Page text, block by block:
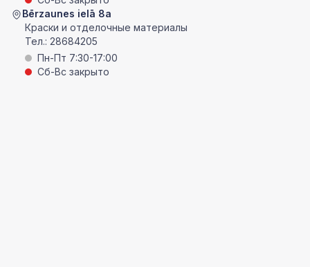
Bērzaunes ielā 8a
Краски и отделочные материалы
Тел.: 28684205
Пн-Пт 7:30-17:00
Сб-Вс закрыто